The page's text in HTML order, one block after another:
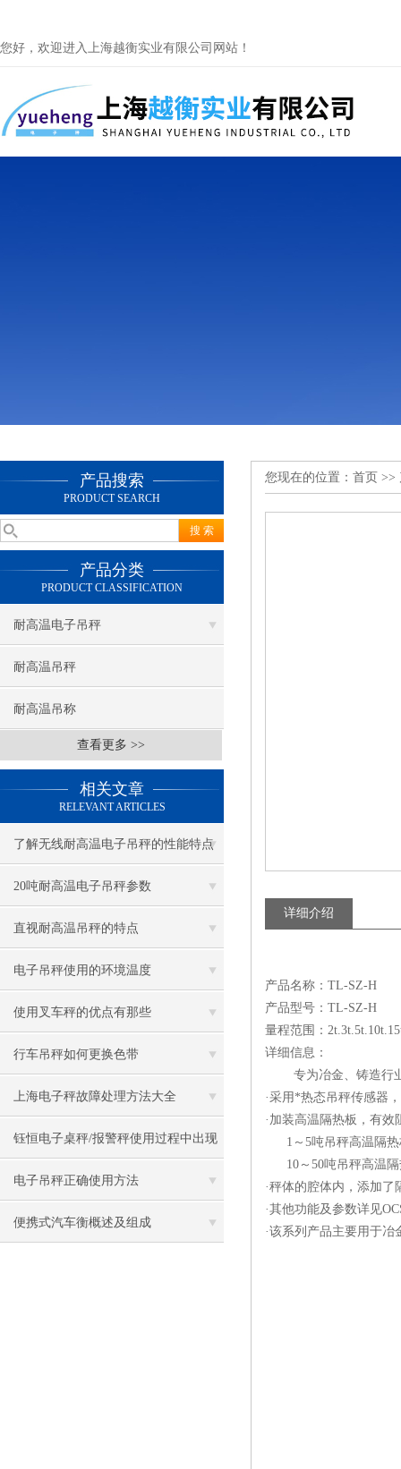
您好，欢迎进入上海越衡实业有限公司网站！
产品搜索
PRODUCT SEARCH
产品分类
PRODUCT CLASSIFICATION
耐高温电子吊秤
耐高温吊秤
耐高温吊称
查看更多 >>
相关文章
RELEVANT ARTICLES
了解无线耐高温电子吊秤的性能特点
20吨耐高温电子吊秤参数
直视耐高温吊秤的特点
电子吊秤使用的环境温度
使用叉车秤的优点有那些
行车吊秤如何更换色带
上海电子秤故障处理方法大全
钰恒电子桌秤/报警秤使用过程中出现
的问题及解决方法
电子吊秤正确使用方法
便携式汽车衡概述及组成
您现在的位置： 首页 >>
详细介绍
产品名称：TL-SZ-H
产品型号：TL-SZ-H
量程范围：
详细信息：
专为冶金、铸造行业
·采用*热态吊秤传感器
·加装高温隔热板，有效
1～5吨吊秤高温隔热
10～50吨吊秤高温隔
·秤体的腔体内，添加
·其他功能及参数详见
·该系列产品主要用于冶